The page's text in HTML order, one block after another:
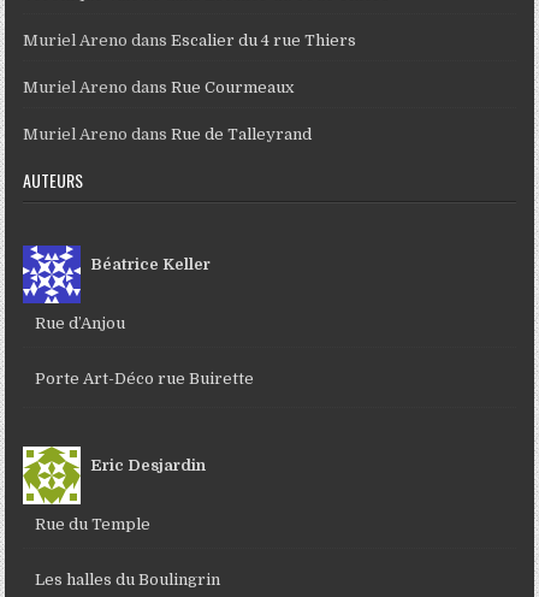
Muriel Areno dansEscalier du 4 rue Thiers
Muriel Areno dansRue Courmeaux
Muriel Areno dansRue de Talleyrand
AUTEURS
Béatrice Keller
Rue d’Anjou
Porte Art-Déco rue Buirette
Eric Desjardin
Rue du Temple
Les halles du Boulingrin